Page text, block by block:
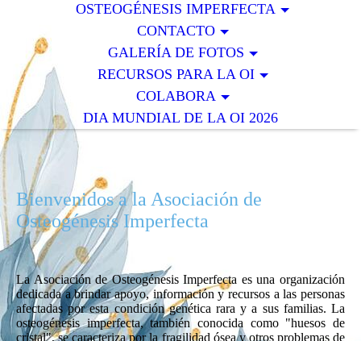
OSTEOGÉNESIS IMPERFECTA
CONTACTO
GALERÍA DE FOTOS
RECURSOS PARA LA OI
COLABORA
DIA MUNDIAL DE LA OI 2026
Bienvenidos a la Asociación de
Osteogénesis Imperfecta
La Asociación de Osteogénesis Imperfecta es una organización
dedicada a brindar apoyo, información y recursos a las personas
afectadas por esta condición genética rara y a sus familias. La
osteogénesis imperfecta, también conocida como "huesos de
cristal", se caracteriza por la fragilidad ósea y otros problemas de